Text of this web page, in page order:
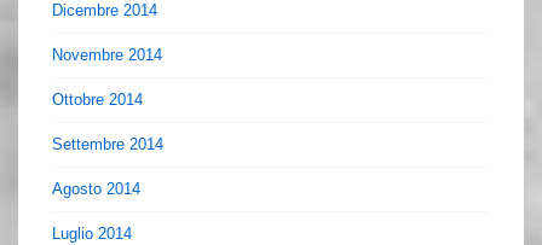
Dicembre 2014
Novembre 2014
Ottobre 2014
Settembre 2014
Agosto 2014
Luglio 2014